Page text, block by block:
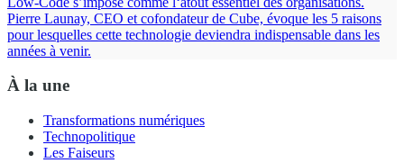
Pierre Launay, CEO et cofondateur de Cube, évoque les 5 raisons
pour lesquelles cette technologie deviendra indispensable dans les
années à venir.
À la une
Transformations numériques
Technopolitique
Les Faiseurs